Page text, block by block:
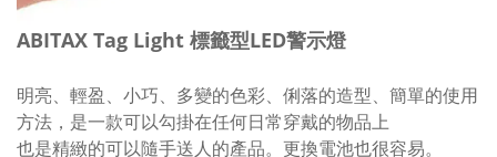
ABITAX Tag Light 標籤型LED警示燈
明亮、輕盈、小巧、多變的色彩、俐落的造型、簡單的使用
方法，是一款可以勾掛在任何日常穿戴的物品上
也是精緻的可以隨手送人的產品。更換電池也很容易。